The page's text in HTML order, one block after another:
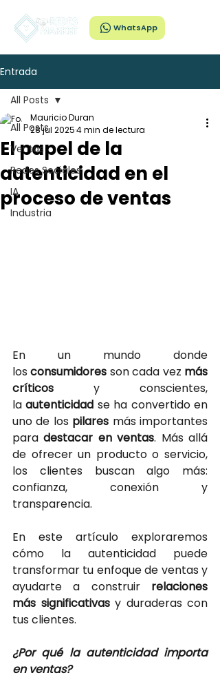
WhatsApp
Entrada
All Posts
Ventas
Redes Sociales
IA
Industria
All Posts
El papel de la
autenticidad en el
proceso de ventas
Mauricio Duran
28 jul 20254 min de lectura
En un mundo donde
losconsumidores son cada vez más
críticos
y conscientes,
la autenticidad se ha convertido en
uno de los pilares más importantes
para destacar en ventas. Más allá
de ofrecer un producto o servicio,
los clientes buscan algo más:
confianza, conexión y
transparencia.
En este artículo exploraremos
cómo la autenticidad puede
transformar tu enfoque de ventas y
ayudarte a construir
relaciones
más significativas y duraderas con
tus clientes.
¿Por qué la autenticidad importa
en ventas?